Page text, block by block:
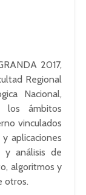
2017,
Regional
Nacional,
los ámbitos
vinculados
aplicaciones
y análisis de
algoritmos y
otros.